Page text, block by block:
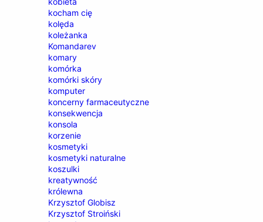
kocham cię
kolęda
koleżanka
Komandarev
komary
komórka
komórki skóry
komputer
koncerny farmaceutyczne
konsekwencja
konsola
korzenie
kosmetyki
kosmetyki naturalne
koszulki
kreatywność
królewna
Krzysztof Globisz
Krzysztof Stroiński